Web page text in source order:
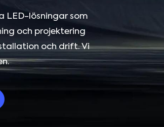
LED-lösningar som
och projektering
och drift. Vi